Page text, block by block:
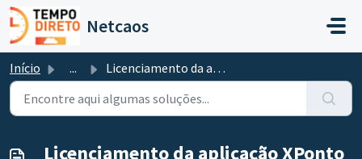
Avançar para o conteúdo principal
Netcaos
Início ... Licenciamento da aplicação XPonto
Licenciamento da aplicação XPonto